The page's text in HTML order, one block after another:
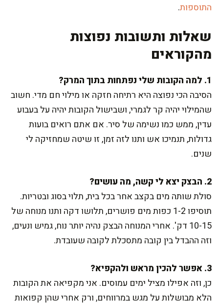
התוספות.
שאלות ותשובות נפוצות
מהקוראים
1. למה הקובות שלי נפתחות בתוך המרק?
הסיבה הכי נפוצה היא רתיחה חזקה או מילוי חם מדי. חשוב
שהמילוי יהיה קר לגמרי, ושבישול הקובות יהיה על בעבוע
עדין, ממש כמו נשימה של סיר. אם אתם רואים בועות
גדולות, תנמיכו אש ותנו לזה זמן, זו שיטה שמחזיקה לי
שנים.
2. הבצק יצא לי קשה, מה עושים?
סולת שותה מים בקצב אחר בכל בית, תלוי בסוג ובטריות.
תוסיפו 1-2 כפות מים פושרים, תלושו דקה ותנו מנוחה של
10-15 דק'. אחרי המנוחה הבצק נהיה יותר נוח, גמיש ונעים,
וזה ההבדל בין קובה מתסכלת לקובה שעובדת.
3. אפשר להכין מראש ולהקפיא?
כן, וזה אפילו מציל ימים עמוסים. אני מקפיאה את הקובות
הלא מבושלות על מגש במרווחים, ורק אחרי שהן קפואות